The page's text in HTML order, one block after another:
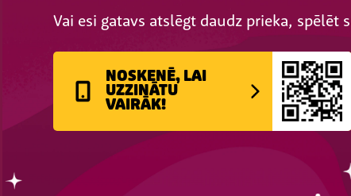
Vai esi gatavs atslēgt daudz prieka, spēlēt
NOSKENĒ, LAI
UZZINĀTU
VAIRĀK!